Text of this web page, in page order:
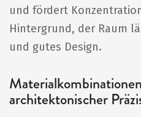
und fördert
Hintergrund, der Raum
und gutes Design.
architektonischer